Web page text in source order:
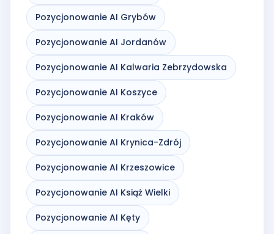
Pozycjonowanie AI Grybów
Pozycjonowanie AI Jordanów
Pozycjonowanie AI Kalwaria Zebrzydowska
Pozycjonowanie AI Koszyce
Pozycjonowanie AI Kraków
Pozycjonowanie AI Krynica-Zdrój
Pozycjonowanie AI Krzeszowice
Pozycjonowanie AI Książ Wielki
Pozycjonowanie AI Kęty